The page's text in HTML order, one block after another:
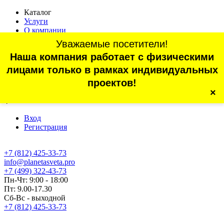
Каталог
Услуги
О компании
Статьи
Контакты
Отзывы
г. Санкт-Петербург, проспект Обуховской Обороны, 70, корп.
Вход
Регистрация
+7 (812) 425-33-73
Уважаемые посетители!
Наша компания работает с физическими
лицами только в рамках индивидуальных
проектов!
×
info@planetasveta.pro
+7 (499) 322-43-73
Пн-Чт: 9:00 - 18:00
Пт: 9.00-17.30
Сб-Вс - выходной
+7 (812) 425-33-73